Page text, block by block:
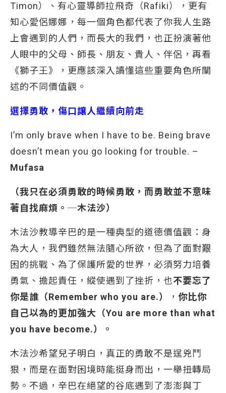
Timon）、有心靈導師拉飛奇（Rafiki），更有
知心愛侶娜娜，每一個角色都代表了你我人生路
上會遇到的人們，而長大的我們，也正扮演著他
人眼中的父母、師長、朋友、貴人、伴侶，再看
《獅子王》，更應該深入讀懂這些重要角色所闡
述的不同價值觀。
選擇勇敢，傷口讓人繼續向前走
I’m only brave when I have to be. Being brave
doesn’t mean you go looking for trouble. –
Mufasa
（我只在必須勇敢的時候勇敢，而勇敢並不意味
著自找麻煩。─木法沙）
木法沙教導辛巴的是一種典型的道德價值觀：身
為大人，我們雖然無法隨心所欲，但為了面對艱
困的挑戰、為了保護所愛的世界，必須努力培養
勇氣、擔起責任，縱使遇到了挫折，也不要忘了
你是誰（Remember who you are.）
， 你比你
自己以為的更加強大（You are more than what
you have become.）。
木法沙希望兒子明白，真正的勇敢不是逞兇鬥
狠，而是在面對困境時能挺身而出，一舉扭轉局
勢。不過，辛巴在絕望的谷底遇到了澎澎與丁